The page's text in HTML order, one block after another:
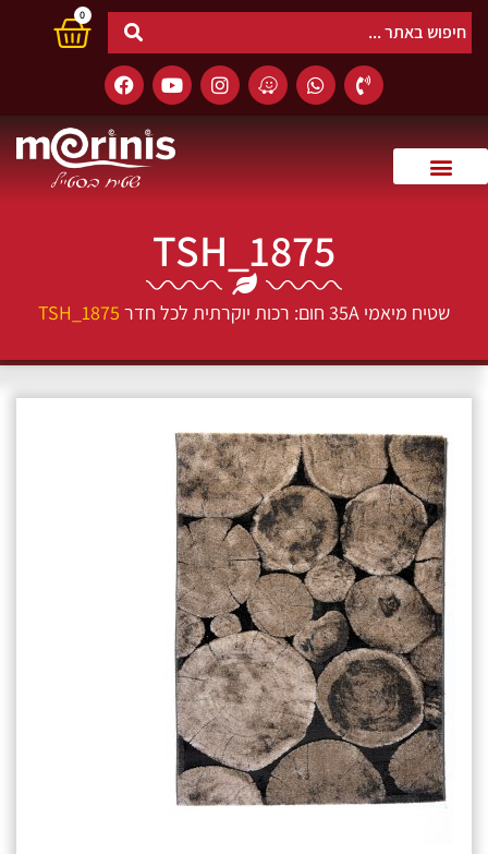
0
TSH_1875
שטיח מיאמי 35A חום: רכות יוקרתית לכל חדר TSH_1875